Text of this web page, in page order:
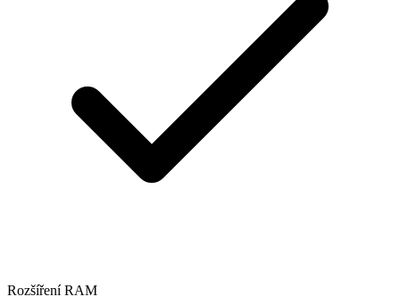
Rozšíření RAM